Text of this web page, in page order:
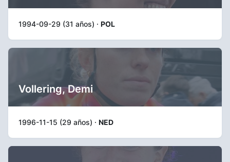
1994-09-29 (31 años) · POL
Vollering, Demi
1996-11-15 (29 años) · NED